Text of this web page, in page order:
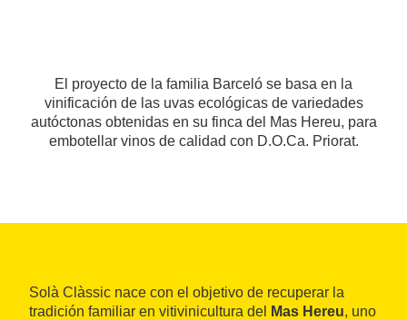
El proyecto de la familia Barceló se basa en la
vinificación de las uvas ecológicas de variedades
autóctonas obtenidas en su finca del Mas Hereu, para
embotellar vinos de calidad con D.O.Ca. Priorat.
Solà Clàssic nace con el objetivo de recuperar la
tradición familiar en vitivinicultura del
Mas Hereu, uno